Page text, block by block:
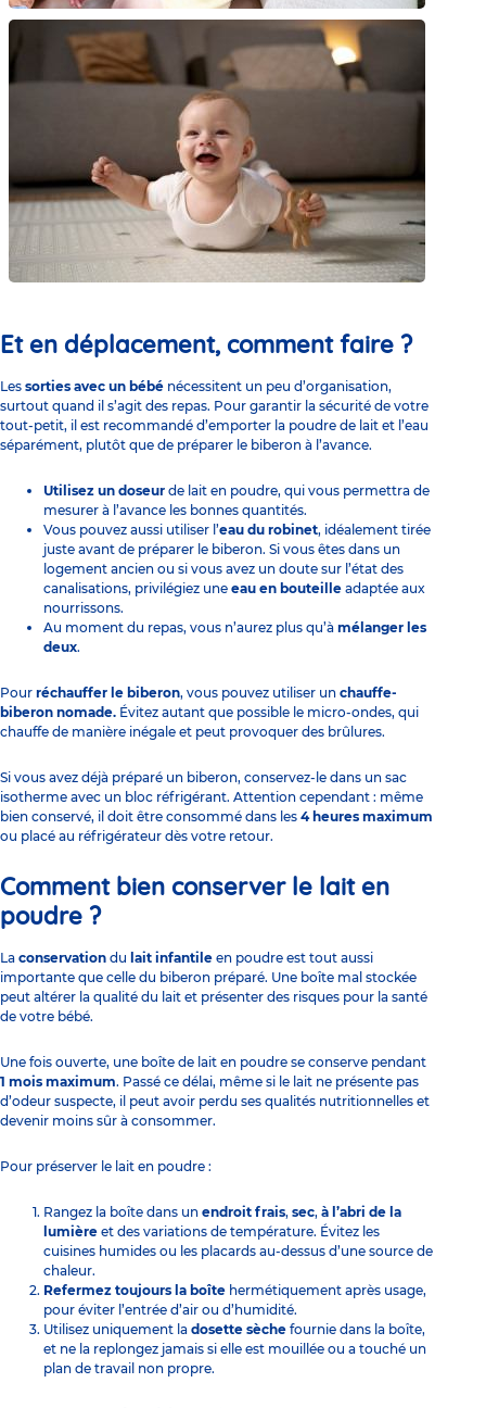
Et en déplacement, comment faire ?
Les sorties avec un bébé nécessitent un peu d’organisation,
surtout quand il s’agit des repas. Pour garantir la sécurité de votre
tout-petit, il est recommandé d’emporter la poudre de lait et l’eau
séparément, plutôt que de préparer le biberon à l’avance.
Utilisez un doseur de lait en poudre, qui vous permettra de
mesurer à l’avance les bonnes quantités.
Vous pouvez aussi utiliser l’eau du robinet, idéalement tirée
juste avant de préparer le biberon. Si vous êtes dans un
logement ancien ou si vous avez un doute sur l’état des
canalisations, privilégiez une eau en bouteille adaptée aux
nourrissons.
Au moment du repas, vous n’aurez plus qu’à mélanger les
deux.
Pour réchauffer le biberon, vous pouvez utiliser un chauffe-
biberon nomade. Évitez autant que possible le micro-ondes, qui
chauffe de manière inégale et peut provoquer des brûlures.
Si vous avez déjà préparé un biberon, conservez-le dans un sac
isotherme avec un bloc réfrigérant. Attention cependant : même
bien conservé, il doit être consommé dans les 4 heures maximum
ou placé au réfrigérateur dès votre retour.
Comment bien conserver le lait en
poudre ?
La conservation du lait infantile en poudre est tout aussi
importante que celle du biberon préparé. Une boîte mal stockée
peut altérer la qualité du lait et présenter des risques pour la santé
de votre bébé.
Une fois ouverte, une boîte de lait en poudre se conserve pendant
1 mois maximum. Passé ce délai, même si le lait ne présente pas
d’odeur suspecte, il peut avoir perdu ses qualités nutritionnelles et
devenir moins sûr à consommer.
Pour préserver le lait en poudre :
Rangez la boîte dans un endroit frais, sec, à l’abri de la
lumière et des variations de température. Évitez les
cuisines humides ou les placards au-dessus d’une source de
chaleur.
Refermez toujours la boîte hermétiquement après usage,
pour éviter l’entrée d’air ou d’humidité.
Utilisez uniquement la dosette sèche fournie dans la boîte,
et ne la replongez jamais si elle est mouillée ou a touché un
plan de travail non propre.